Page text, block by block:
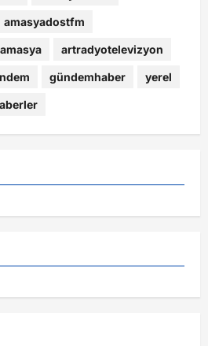
amasyadostfm
artradyotelevizyon
gündemhaber yerel